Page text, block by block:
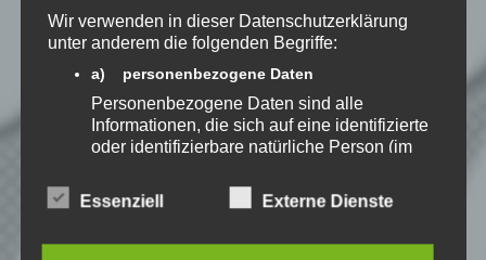
Benachrichtige mich über
nachfolgende Kommentare via E-
Benachrichtige mich über neue
Beiträge via E-Mail.
Wir verwenden in dieser Datenschutzerklärung
unter anderem die folgenden Begriffe:
a) personenbezogene Daten
Personenbezogene Daten sind alle
Informationen, die sich auf eine identifizierte
oder identifizierbare natürliche Person (im
Als identifizierbar wird eine natürliche
Person angesehen, die direkt oder indirekt,
Essenziell Externe Dienste